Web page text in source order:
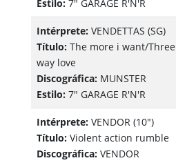
Estilo:7" GARAGE R'N'R
Intérprete:VENDETTAS (SG)
Título:The more i want/Three
way love
Discográfica:MUNSTER
Estilo:7" GARAGE R'N'R
Intérprete:VENDOR(10")
Título:Violent action rumble
Discográfica:VENDOR